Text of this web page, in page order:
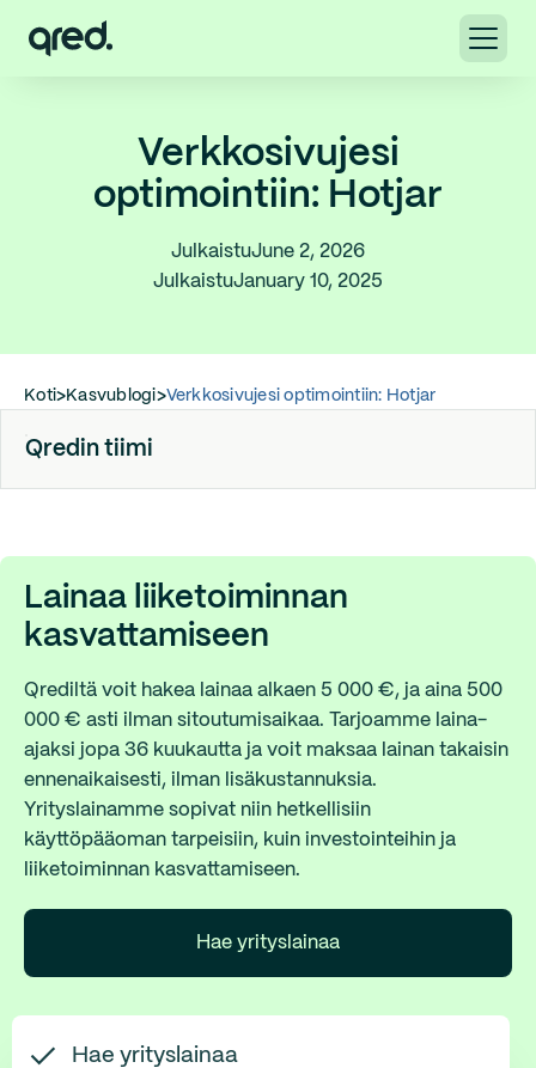
Verkkosivujesi
optimointiin: Hotjar
JulkaistuJune 2, 2026
JulkaistuJanuary 10, 2025
Koti>Kasvublogi>Verkkosivujesi optimointiin: Hotjar
Qredin tiimi
Lainaa liiketoiminnan
kasvattamiseen
Qrediltä voit hakea lainaa alkaen 5 000 €, ja aina 500
000 € asti ilman sitoutumisaikaa. Tarjoamme laina-
ajaksi jopa 36 kuukautta ja voit maksaa lainan takaisin
ennenaikaisesti, ilman lisäkustannuksia.
Yrityslainamme sopivat niin hetkellisiin
käyttöpääoman tarpeisiin, kuin investointeihin ja
liiketoiminnan kasvattamiseen.
Hae yrityslainaa
Hae yrityslainaa